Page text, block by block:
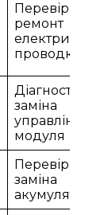
Перевірка та
ремонт
електричної
проводки
Діагностика
заміна
модуля
Перевірка та
заміна
акумулятора